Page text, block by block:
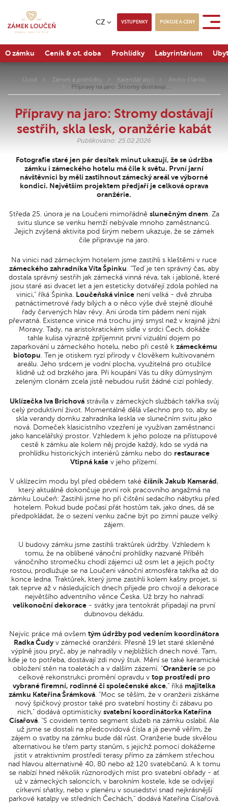
CZ VSTUPENKY POKOJE A CENY
O zámku Ceník & ot. doba Prohlídky Labyrintárium
Úvod Zámek a prohlídky Kalendář akcí
Archiv článků
Přípravy na jaro: Stromy dostávají…
Přípravy na jaro: Stromy dostávají
sestřih, skla lesk, oranžérie kabát
Publikováno: 25.02.2026
Fotografie staré jen pár desítek minut ukazují, že se údržba
zámku i zámeckého hotelu má čile k světu. První jarní
návštěvníci by měli zastihnout zámecký areál ve výborné
kondici. Největším projektem předjaří je celková oprava
oranžérie.
Středa 25. února je na Loučeni mimořádně slunečným dnem. Za
svitu slunce se venku hemží nebývale mnoho zaměstnanců.
Jejich zvýšená aktivita pod širým nebem ukazuje, že se zámek
čile připravuje na jaro.
Na vinici nad zámeckým hotelem jsme zastihli s kleštěmi v ruce
zámeckého zahradníka Víta Špinku. "Teď je ten správný čas, aby
dostala správný sestřih jak zámecká vinná réva, tak i jabloně, které
jsou staré asi dvacet let a jen esteticky dotvářejí zdola pohled na
vinici," říká Špinka. Loučeňská vinice není velká - dvě zhruba
patnáctimetrové řady bílých a o něco výše dvě stejně dlouhé
řady červených hlav révy. Ani úroda tím pádem není nijak
převratná. Existence vinice má trochu jiný smysl než v krajině jižní
Moravy. Tady, na aristokratickém sídle v srdci Čech, dokáže
tahle kulisa výrazně zpříjemnit první vizuální dojem po
zaparkování u zámeckého hotelu, nebo při cestě k zámeckému
biotopu. Ten je otiskem ryzí přírody v člověkem kultivovaném
areálu. Jeho srdcem je vodní plocha, využitelná pro otužilce
klidně už od brzkého jara. Při koupání Vás tu díky důmyslným
zeleným clonám zcela jistě nebudou rušit žádné cizí pohledy.
Uklízečka Iva Brichovástrávíla v zámeckých službách takřka svůj
celý produktivní život. Momentálně dělá všechno pro to, aby se
skla verandy domku zahradníka leskla ve slunečním svitu jako
nová. Domeček klasicistního vzezření je využívan zaměstnanci
jako kancelářský prostor. Vzhledem k jeho poloze na přístupové
cestě k zámku ale kolem něj projde každý, kdo se vydá na
prohlídku historických interiérů zámku nebo do restaurace
Vtipná kaše v jeho přízemí.
V uklízecím modu byl před obědem také číšník Jakub Kamarád ,
který aktuálně dokončuje první rok pracovního angažmá na
zámku Loučeň: Zastihli jsme ho při čištění sedacího nábytku před
hotelem. Pokud bude počasí přát hostům tak, jako dnes, dá se
předpokládat, že o sezení venku začne být po zimní pauze velký
zájem.
U budovy zámku jsme zastihli traktůrek údržby. Vzhledem k
tomu, že na oblíbené vánoční prohlídky nazvané Příběh
vánočního stromečku chodí zájemci už osm let a jejich počty
rostou, prodlužuje se na Loučeni vánoční atmosféra takřka až do
konce ledna. Traktůrek, který jsme zastihli kolem kašny projet, si
tak teprve až v následujících dnech přijede pro chvojí a dekorace
největšího adventního věnce Česka. Už brzy ho nahradí
velikonoční dekorace - svátky jara tentokrát připadají na první
dubnovou dekádu.
Nejvíc práce má ovšem tým údržby pod vedením koordinátora
Radka Čudy v zámecké oranžérii. Přesně 19 let staré skleněné
výplně jsou pryč, aby je nahradily v nejbližších dnech nové. Tam,
kde je to potřeba, dostávají zdi nový štuk. Mění se také keramické
obložení stěn na toaletách a v dalším zázemí. "Oranžerie se po
celkové rekonstrukci promění opravdu v top prostředí pro
vybrané firemní, rodinné či společenské akce," říká majitelka
zámku Kateřina Šrámková . "Moc se těším, že v oranžerii získáme
nový špičkový prostor také pro svatební hostiny či zábavu po
nich," dodává optimisticky svatební koordinátorka Kateřina
Císařová. "S covidem tento segment služeb na zámku oslabil. Ale
už jsme se dostali na předcovidová čísla a já pevně věřím, že
zájem o svatby na zámku bude dál růst. Oranžerie bude skvělou
alternativou ke třem party stanům, s jejichž pomocí dokážeme
jistit v atraktivním prostředí terasy přímo za zámkem střechou
nad hlavou alternativně 40, 80 nebo až 120 svatebčanů. A k tomu
se nabízí hned několik různorodých míst pro svatební obřady - ať
už v zámeckých saloncích, v barokním kostele, kde se odvíjejí
církevní sňatky, nebo v plenéru v sousedství snad nejkrásnější
parkové katalpy ve středních Čechách," dodává Kateřina Císařová.